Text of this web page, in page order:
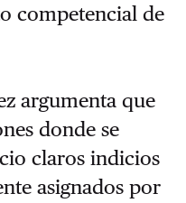
competencial de
argumenta que
donde se
claros indicios
asignados por